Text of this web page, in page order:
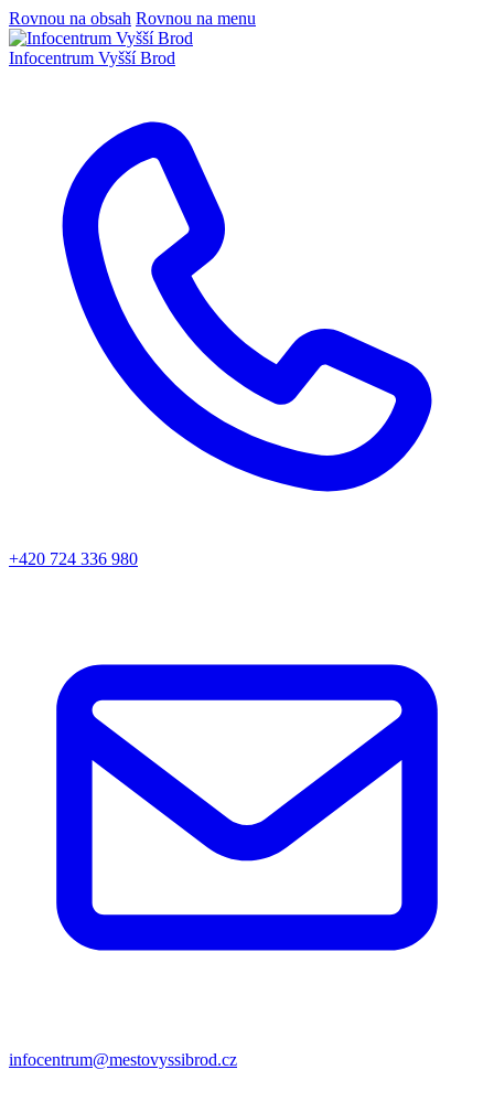
Rovnou na obsah Rovnou na menu
Infocentrum Vyšší Brod
+420 724 336 980
infocentrum@mestovyssibrod.cz